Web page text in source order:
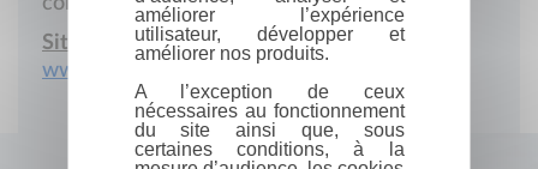
Site Internet :
www.chateau-amboise.com
améliorer l’expérience
utilisateur, développer et
améliorer nos produits.
A l’exception de ceux
nécessaires au fonctionnement
du site ainsi que, sous
certaines conditions, à la